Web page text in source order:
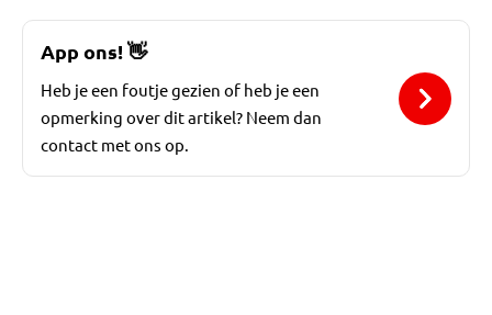
App ons!👋
Heb je een foutje gezien of heb je een
opmerking over dit artikel? Neem dan
contact met ons op.